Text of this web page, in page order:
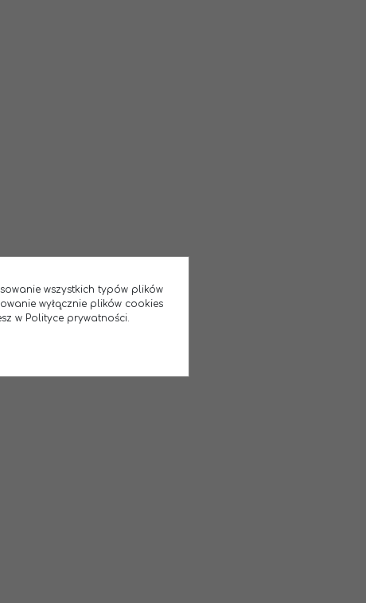
wszystkich typów plików
wyłącznie plików cookies
w Polityce prywatności.